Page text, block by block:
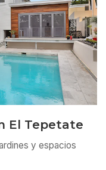
El Tepetate
y espacios